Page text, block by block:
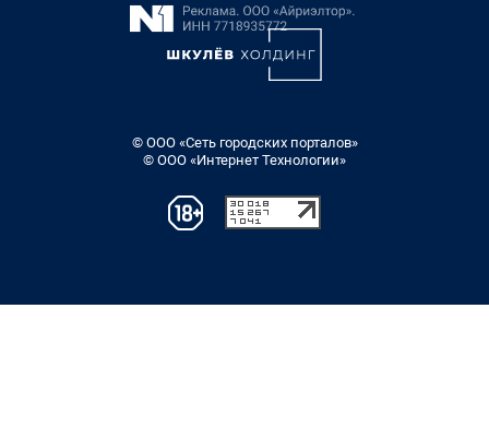
© ООО «Сеть городских порталов»
© ООО «Интернет Технологии»